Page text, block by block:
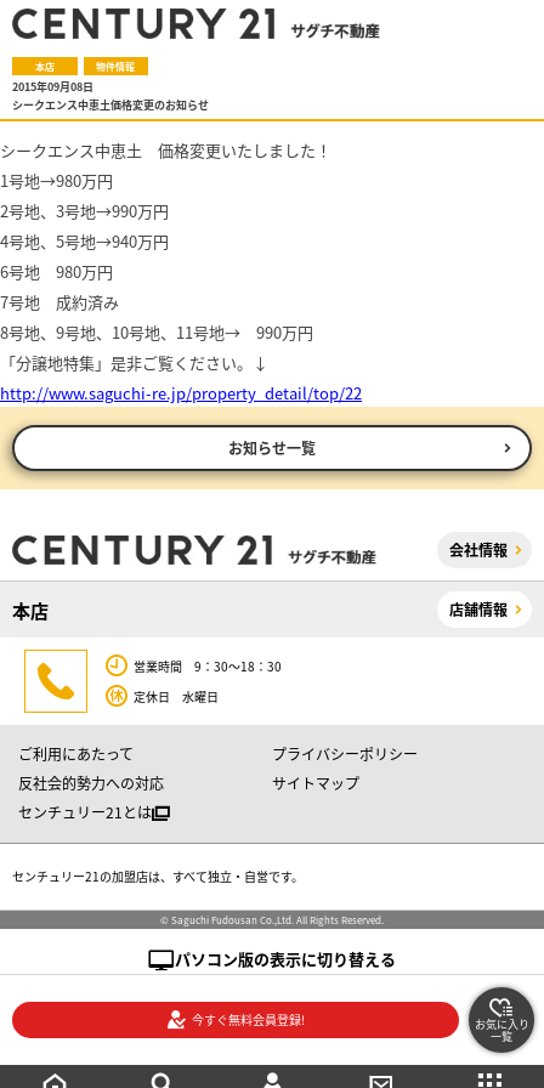
本店 物件情報
2015年09月08日
シークエンス中恵土価格変更のお知らせ
シークエンス中恵土 価格変更いたしました！
1号地→980万円
2号地、3号地→990万円
4号地、5号地→940万円
6号地 980万円
7号地 成約済み
8号地、 9号地、 10号地、 11号地→ 990万円
「分譲地特集」是非ご覧ください。↓
http://www.saguchi-re.jp/property_detail/top/22
お知らせ一覧
会社情報
本店 店舗情報
営業時間 9：30～18：30
定休日 水曜日
ご利用にあたって
プライバシーポリシー
反社会的勢力への対応
サイトマップ
センチュリー21とは
センチュリー21の加盟店は、すべて独立・自営です。
© Saguchi Fudousan Co.,Ltd. All Rights Reserved.
パソコン版の表示に切り替える
今すぐ無料会員登録! お気に入り
一覧